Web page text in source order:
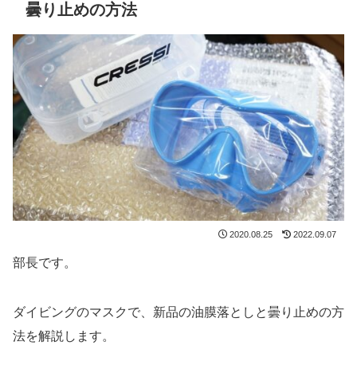
曇り止めの方法
2020.08.25 2022.09.07
部長です。
ダイビングのマスクで、新品の油膜落としと曇り止めの方
法を解説します。